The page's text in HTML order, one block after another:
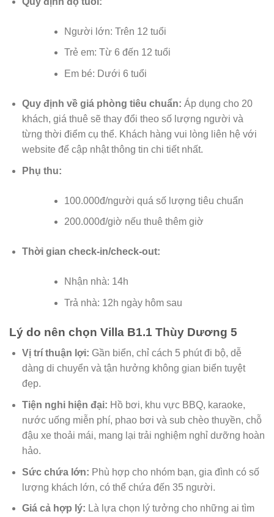
Người lớn: Trên 12 tuổi
Trẻ em: Từ 6 đến 12 tuổi
Em bé: Dưới 6 tuổi
Quy định về giá phòng tiêu chuẩn: Áp dụng cho 20
khách, giá thuê sẽ thay đổi theo số lượng người và
từng thời điểm cụ thể. Khách hàng vui lòng liên hệ với
website để cập nhật thông tin chi tiết nhất.
Phụ thu:
100.000đ/người quá số lượng tiêu chuẩn
200.000đ/giờ nếu thuê thêm giờ
Thời gian check-in/check-out:
Nhận nhà: 14h
Trả nhà: 12h ngày hôm sau
Lý do nên chọn Villa B1.1 Thùy Dương 5
Vị trí thuận lợi: Gần biển, chỉ cách 5 phút đi bộ, dễ
dàng di chuyển và tận hưởng không gian biển tuyệt
đẹp.
Tiện nghi hiện đại: Hồ bơi, khu vực BBQ, karaoke,
nước uống miễn phí, phao bơi và sub chèo thuyền, chỗ
đậu xe thoải mái, mang lại trải nghiệm nghỉ dưỡng hoàn
hảo.
Sức chứa lớn: Phù hợp cho nhóm bạn, gia đình có số
lượng khách lớn, có thể chứa đến 35 người.
Giá cả hợp lý: Là lựa chọn lý tưởng cho những ai tìm